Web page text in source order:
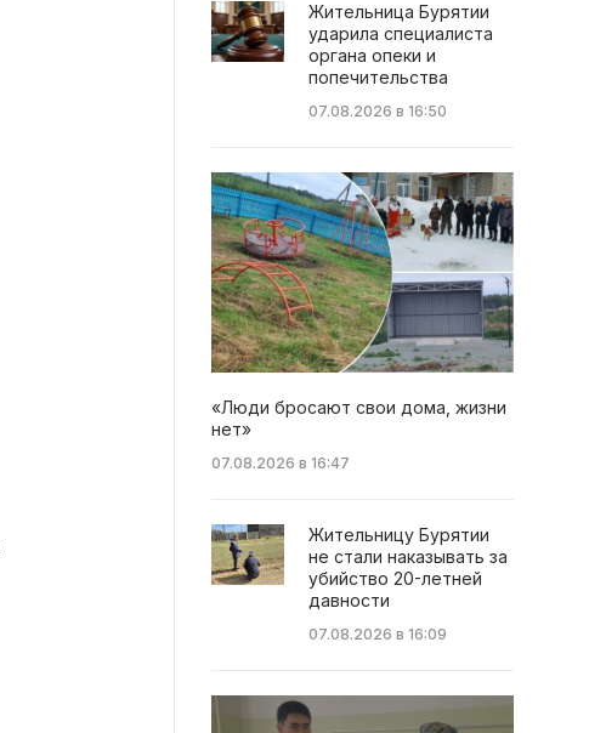
Жительница Бурятии
ударила специалиста
органа опеки и
попечительства
07.08.2026 в 16:50
«Люди бросают свои дома, жизни
нет»
07.08.2026 в 16:47
Жительницу Бурятии
не стали наказывать за
убийство 20-летней
давности
07.08.2026 в 16:09